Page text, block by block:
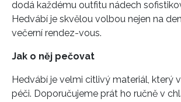
dodá každému outfitu nádech
Hedvábí je skvělou volbou nejen na
večerní rendez-vous.
Jak o něj pečovat
Hedvábí je velmi citlivý materiál, který
péči. Doporučujeme prát ho ručně v